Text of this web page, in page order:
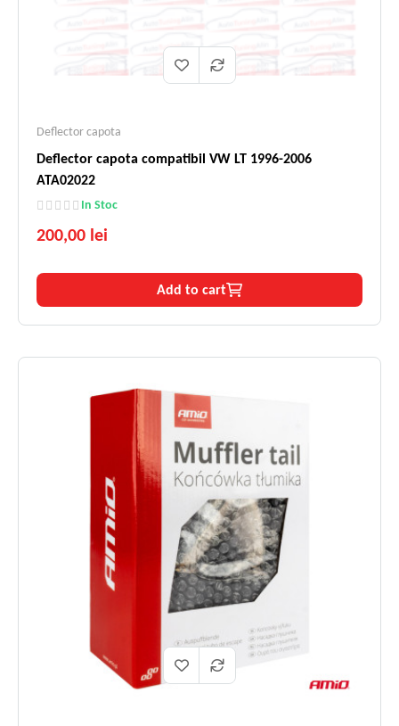
Deflector capota
Deflector capota compatibil VW LT 1996-2006
ATA02022
In Stoc
200,00 lei
Add to cart